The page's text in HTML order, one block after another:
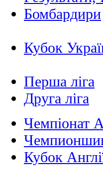
Бомбардири
Кубок
Перша ліга
Друга ліга
Чемпіонат
Кубок